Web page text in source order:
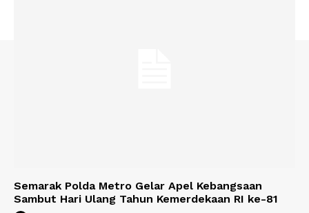
Semarak Polda Metro Gelar Apel Kebangsaan
Sambut Hari Ulang Tahun Kemerdekaan RI ke-81